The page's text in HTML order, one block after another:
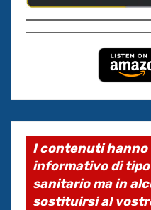
I contenuti
informativo di
sanitario ma in
sostituirsi al